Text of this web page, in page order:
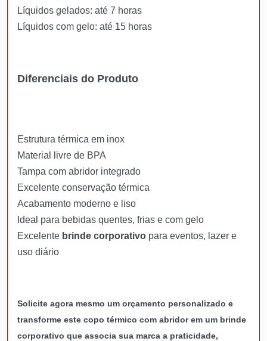
Líquidos gelados: até 7 horas
Líquidos com gelo: até 15 horas
Diferenciais do Produto
Estrutura térmica em inox
Material livre de BPA
Tampa com abridor integrado
Excelente conservação térmica
Acabamento moderno e liso
Ideal para bebidas quentes, frias e com gelo
Excelente brinde corporativo para eventos, lazer e
uso diário
Solicite agora mesmo um orçamento personalizado e
transforme este copo térmico com abridor em um brinde
corporativo que associa sua marca a praticidade,